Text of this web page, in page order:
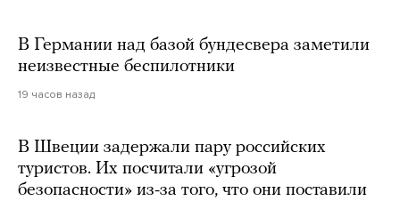
В Германии над базой бундесвера заметили
неизвестные беспилотники
19 часов назад
В Швеции задержали пару российских
туристов. Их посчитали «угрозой
безопасности» из-за того, что они поставили